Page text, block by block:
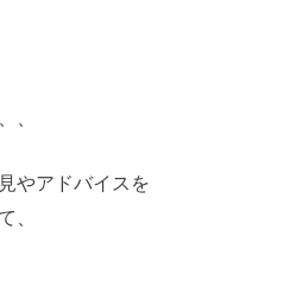
、
やアドバイスを
、